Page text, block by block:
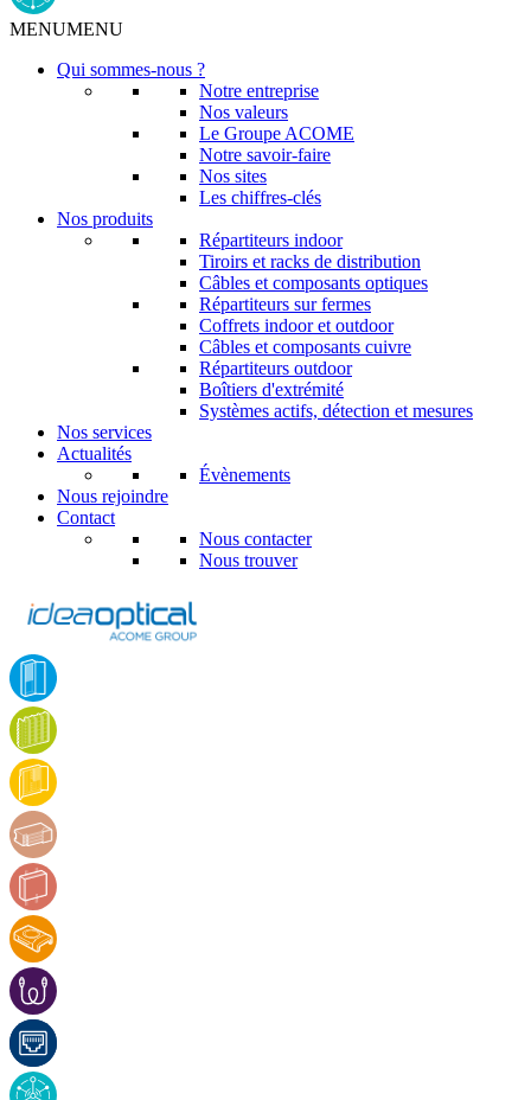
MENUMENU
Qui sommes-nous ?
Notre entreprise
Nos valeurs
Le Groupe ACOME
Notre savoir-faire
Nos sites
Les chiffres-clés
Nos produits
Répartiteurs indoor
Tiroirs et racks de distribution
Câbles et composants optiques
Répartiteurs sur fermes
Coffrets indoor et outdoor
Câbles et composants cuivre
Répartiteurs outdoor
Boîtiers d'extrémité
Systèmes actifs, détection et mesures
Nos services
Actualités
Évènements
Nous rejoindre
Contact
Nous contacter
Nous trouver